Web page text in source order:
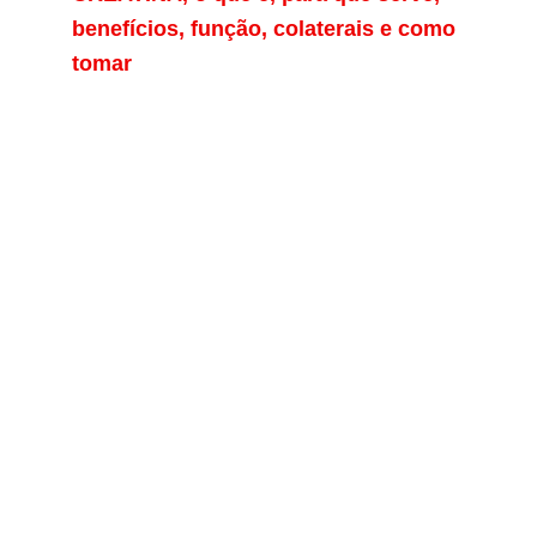
benefícios, função, colaterais e como
tomar